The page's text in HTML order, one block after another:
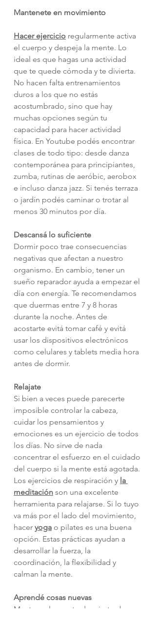
Mantenete en movimiento
Hacer ejercicio regularmente activa
el cuerpo y despeja la mente. Lo
ideal es que hagas una actividad
que te quede cómoda y te divierta.
No hacen falta entrenamientos
duros a los que no estás
acostumbrado, sino que hay
muchas opciones según tu
capacidad para hacer actividad
física. En Youtube podés encontrar
clases de todo tipo: desde danza
contemporánea para principiantes,
zumba, rutinas de aeróbic, aerobox
e incluso danza jazz. Si tenés terraza
o jardín podés caminar o trotar al
menos 30 minutos por día.
Descansá lo suficiente
Dormir poco trae consecuencias
negativas que afectan a nuestro
organismo. En cambio, tener un
sueño reparador ayuda a empezar el
día con energía. Te recomendamos
que duermas entre 7 y 8 horas
durante la noche. Antes de
acostarte evitá tomar café y evitá
usar los dispositivos electrónicos
como celulares y tablets media hora
antes de dormir.
Relajate
Si bien a veces puede parecerte
imposible controlar la cabeza,
cuidar los pensamientos y
emociones es un ejercicio de todos
los días. No sirve de nada
concentrar el esfuerzo en el cuidado
del cuerpo si la mente está agotada.
Los ejercicios de respiración y la
meditación son una excelente
herramienta para relajarse. Si lo tuyo
va más por el lado del movimiento,
hacer yoga o pilates es una buena
opción. Estas prácticas ayudan a
desarrollar la fuerza, la
coordinación, la flexibilidad y
calman la mente.
Aprendé cosas nuevas
Mantener la mente despierta abre